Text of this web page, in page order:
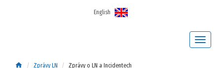
English
home Zprávy LN Zprávy o LN a Incidentech